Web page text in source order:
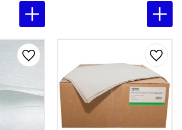
Gem som favorit Gem